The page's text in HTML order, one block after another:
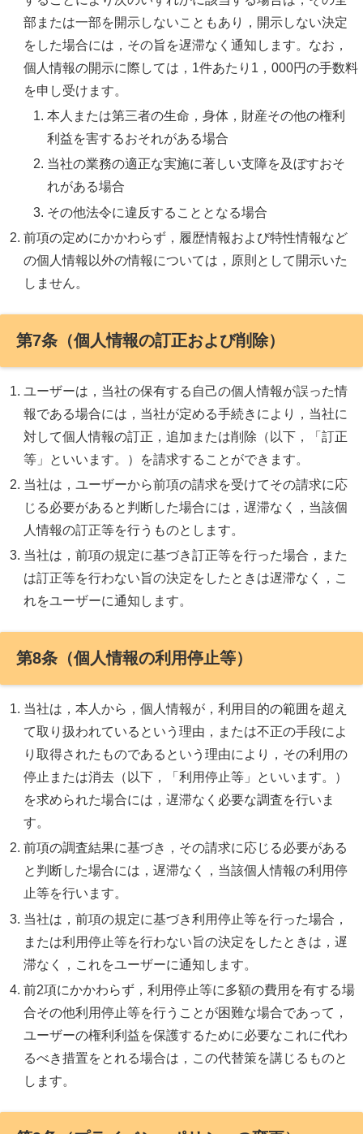
部または一部を開示しないこともあり，開示しない決定
をした場合には，その旨を遅滞なく通知します。なお，
個人情報の開示に際しては，1件あたり1，000円の手数料
を申し受けます。
本人または第三者の生命，身体，財産その他の権利
利益を害するおそれがある場合
当社の業務の適正な実施に著しい支障を及ぼすおそ
れがある場合
その他法令に違反することとなる場合
前項の定めにかかわらず，履歴情報および特性情報など
の個人情報以外の情報については，原則として開示いた
しません。
第7条（個人情報の訂正および削除）
ユーザーは，当社の保有する自己の個人情報が誤った情
報である場合には，当社が定める手続きにより，当社に
対して個人情報の訂正，追加または削除（以下，「訂正
等」といいます。）を請求することができます。
当社は，ユーザーから前項の請求を受けてその請求に応
じる必要があると判断した場合には，遅滞なく，当該個
人情報の訂正等を行うものとします。
当社は，前項の規定に基づき訂正等を行った場合，また
は訂正等を行わない旨の決定をしたときは遅滞なく，こ
れをユーザーに通知します。
第8条（個人情報の利用停止等）
当社は，本人から，個人情報が，利用目的の範囲を超え
て取り扱われているという理由，または不正の手段によ
り取得されたものであるという理由により，その利用の
停止または消去（以下，「利用停止等」といいます。）
を求められた場合には，遅滞なく必要な調査を行いま
す。
前項の調査結果に基づき，その請求に応じる必要がある
と判断した場合には，遅滞なく，当該個人情報の利用停
止等を行います。
当社は，前項の規定に基づき利用停止等を行った場合，
または利用停止等を行わない旨の決定をしたときは，遅
滞なく，これをユーザーに通知します。
前2項にかかわらず，利用停止等に多額の費用を有する場
合その他利用停止等を行うことが困難な場合であって，
ユーザーの権利利益を保護するために必要なこれに代わ
るべき措置をとれる場合は，この代替策を講じるものと
します。